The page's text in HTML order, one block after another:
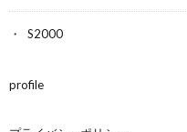
S2000
profile